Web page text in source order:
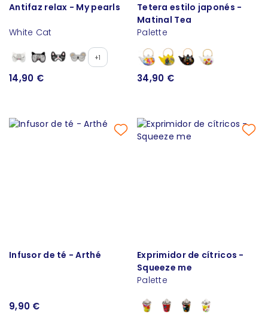
Antifaz relax - My pearls
White Cat
+1
14,90 €
Tetera estilo japonés -
Matinal Tea
Palette
34,90 €
Infusor de té - Arthé
9,90 €
Exprimidor de cítricos -
Squeeze me
Palette